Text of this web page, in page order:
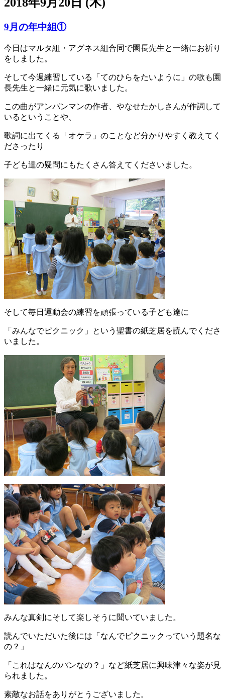
9月の年中組①
今日はマルタ組・アグネス組合同で園長先生と一緒にお祈り
をしました。
そして今週練習している「てのひらをたいように」の歌も園
長先生と一緒に元気に歌いました。
この曲がアンパンマンの作者、やなせたかしさんが作詞して
いるということや、
歌詞に出てくる「オケラ」のことなど分かりやすく教えてく
ださったり
子ども達の疑問にもたくさん答えてくださいました。
そして毎日運動会の練習を頑張っている子ども達に
「みんなでピクニック」という聖書の紙芝居を読んでくださ
いました。
みんな真剣にそして楽しそうに聞いていました。
読んでいただいた後には「なんでピクニックっていう題名な
の？」
「これはなんのパンなの？」など紙芝居に興味津々な姿が見
られました。
素敵なお話をありがとうございました。